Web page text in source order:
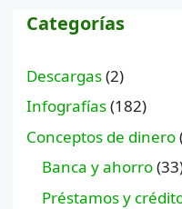
Categorías
Descargas(2)
Infografías(182)
Conceptos de dinero
Banca y ahorro
Préstamos y